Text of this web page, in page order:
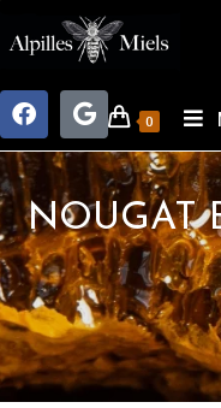
0
NOUGAT